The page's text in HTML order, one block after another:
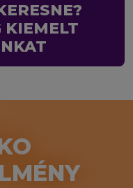
KIEMELT